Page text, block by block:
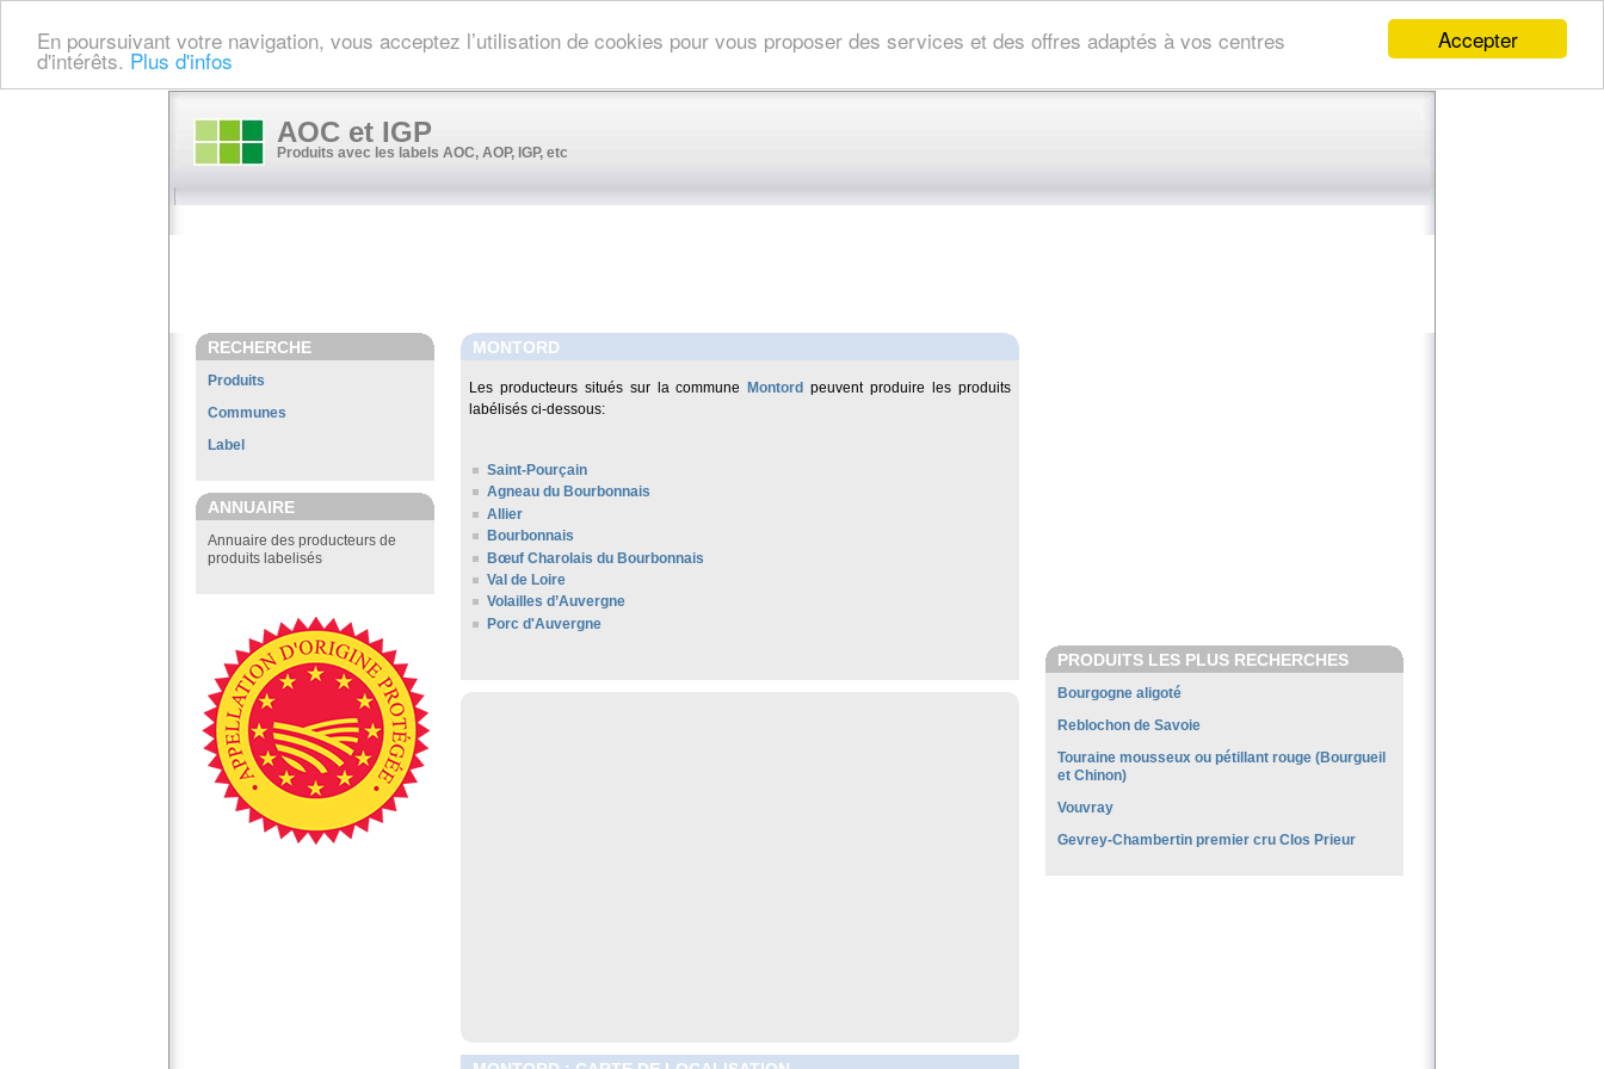
Accepter
En poursuivant votre navigation, vous acceptez l’utilisation de cookies pour vous proposer des services et des offres adaptés à vos centres
d'intérêts. Plus d'infos
AOC et IGP
Produits avec les labels AOC, AOP, IGP, etc
RECHERCHE
Produits
Communes
Label
ANNUAIRE
Annuaire des producteurs de
produits labelisés
MONTORD
Les producteurs situés sur la commune Montord peuvent produire les produits
labélisés ci-dessous:
Saint-Pourçain
Agneau du Bourbonnais
Allier
Bourbonnais
Bœuf Charolais du Bourbonnais
Val de Loire
Volailles d’Auvergne
Porc d'Auvergne
PRODUITS LES PLUS RECHERCHES
Bourgogne aligoté
Reblochon de Savoie
Touraine mousseux ou pétillant rouge (Bourgueil
et Chinon)
Vouvray
Gevrey-Chambertin premier cru Clos Prieur